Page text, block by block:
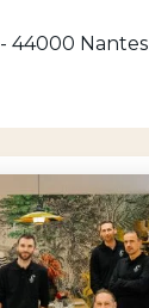
44000 Nantes